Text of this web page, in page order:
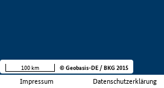
Impressum Datenschutzerklärung
100 km © Geobasis-DE / BKG 2015